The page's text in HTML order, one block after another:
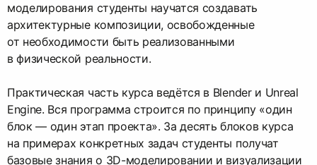
моделирования студенты научатся создавать
архитектурные композиции, освобожденные
от необходимости быть реализованными
в физической реальности.
Практическая часть курса ведётся в Blender и Unreal
Engine. Вся программа строится по принципу «один
блок — один этап проекта». За десять блоков курса
на примерах конкретных задач студенты получат
базовые знания о 3D-моделировании и визуализации